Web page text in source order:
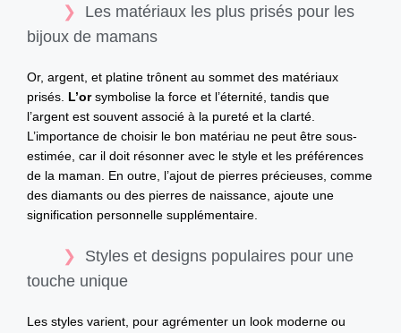
Les matériaux les plus prisés pour les
bijoux de mamans
Or, argent, et platine trônent au sommet des matériaux
prisés. L’orsymbolise la force et l’éternité, tandis que
l’argent est souvent associé à la pureté et la clarté.
L’importance de choisir le bon matériau ne peut être sous-
estimée, car il doit résonner avec le style et les préférences
de la maman. En outre, l’ajout de pierres précieuses, comme
des diamants ou des pierres de naissance, ajoute une
signification personnelle supplémentaire.
Styles et designs populaires pour une
touche unique
Les styles varient, pour agrémenter un look moderne ou